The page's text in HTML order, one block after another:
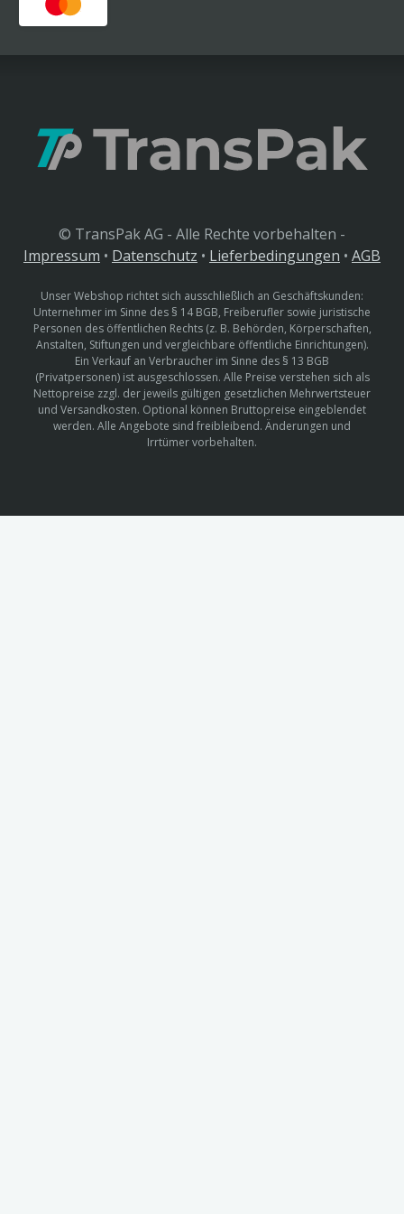
© TransPak AG - Alle Rechte vorbehalten -
Impressum • Datenschutz • Lieferbedingungen • AGB
Unser Webshop richtet sich ausschließlich an Geschäftskunden:
Unternehmer im Sinne des § 14 BGB, Freiberufler sowie juristische
Personen des öffentlichen Rechts (z. B. Behörden, Körperschaften,
Anstalten, Stiftungen und vergleichbare öffentliche Einrichtungen).
Ein Verkauf an Verbraucher im Sinne des § 13 BGB
(Privatpersonen) ist ausgeschlossen. Alle Preise verstehen sich als
Nettopreise zzgl. der jeweils gültigen gesetzlichen Mehrwertsteuer
und Versandkosten. Optional können Bruttopreise eingeblendet
werden. Alle Angebote sind freibleibend. Änderungen und
Irrtümer vorbehalten.